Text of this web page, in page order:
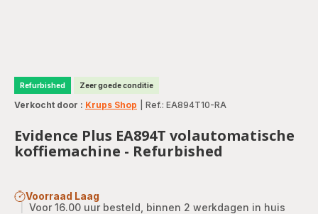
Refurbished Zeer goede conditie
Verkocht door : Krups Shop Ref.: EA894T10-RA
Evidence Plus EA894T volautomatische
koffiemachine - Refurbished
Voorraad Laag
Voor 16.00 uur besteld, binnen 2 werkdagen in huis